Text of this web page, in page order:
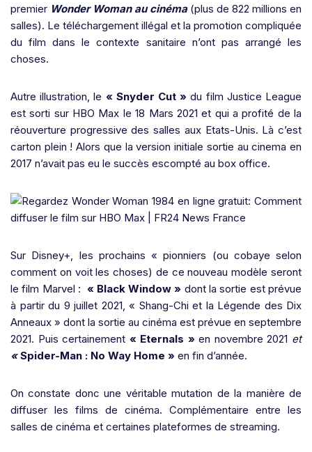
premier Wonder Woman au cinéma(plus de 822 millions en
salles). Le téléchargement illégal et la promotion compliquée
du film dans le contexte sanitaire n’ont pas arrangé les
choses.
Autre illustration, le « Snyder Cut » du film Justice League
est sorti sur HBO Max le 18 Mars 2021 et qui a profité de la
réouverture progressive des salles aux Etats-Unis. Là c’est
carton plein ! Alors que la version initiale sortie au cinema en
2017 n’avait pas eu le succès escompté au box office.
Sur Disney+, les prochains « pionniers (ou cobaye selon
comment on voit les choses) de ce nouveau modèle seront
le film Marvel : « Black Window » dont la sortie est prévue
à partir du 9 juillet 2021, « Shang-Chi et la Légende des Dix
Anneaux » dont la sortie au cinéma est prévue en septembre
2021. Puis certainement « Eternals » en novembre 2021 et
«Spider-Man : No Way Home » en fin d’année.
On constate donc une véritable mutation de la manière de
diffuser les films de cinéma. Complémentaire entre les
salles de cinéma et certaines plateformes de streaming.